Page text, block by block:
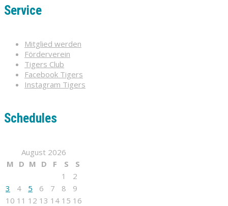
Service
Mitglied werden
Förderverein
Tigers Club
Facebook Tigers
Instagram Tigers
Schedules
August 2026
M D M D F S
S
1
2
3
4 5 6 7 8
9
10 11 12 13 14 15 16